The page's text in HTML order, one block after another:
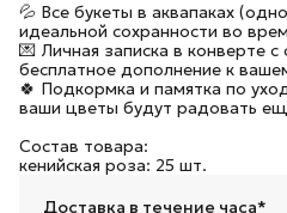
💦 Все букеты в аквапаках
идеальной сохранности во
💌 Личная записка в конверте
бесплатное дополнение к
🍀 Подкормка и памятка по
ваши цветы будут радовать
Состав товара:
кенийская роза: 25 шт.
Доставка в течение часа*